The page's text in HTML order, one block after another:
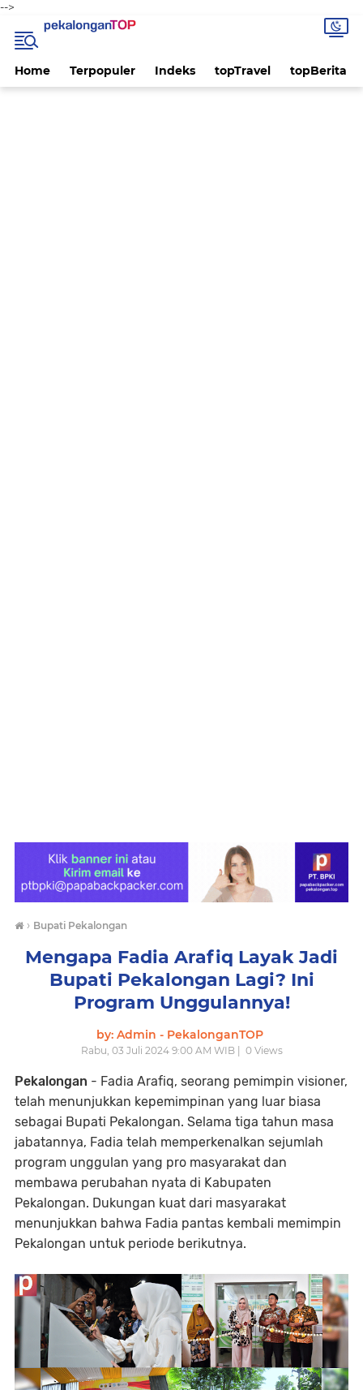
-->
Home Terpopuler Indeks topTravel topBerita
› Bupati Pekalongan
Mengapa Fadia Arafiq Layak Jadi
Bupati Pekalongan Lagi? Ini
Program Unggulannya!
by: Admin - PekalonganTOP
Rabu, 03 Juli 2024 9:00 AM WIB | 0Views
Pekalongan - Fadia Arafiq, seorang pemimpin visioner,
telah menunjukkan kepemimpinan yang luar biasa
sebagai Bupati Pekalongan. Selama tiga tahun masa
jabatannya, Fadia telah memperkenalkan sejumlah
program unggulan yang pro masyarakat dan
membawa perubahan nyata di Kabupaten
Pekalongan. Dukungan kuat dari masyarakat
menunjukkan bahwa Fadia pantas kembali memimpin
Pekalongan untuk periode berikutnya.